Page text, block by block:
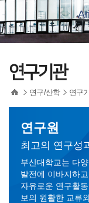
연구기관
연구/산학 연구
연구원
최고의 연구성
부산대학교는 다
발전에 이바지하
자유로운 연구활
보의 원활한 교류